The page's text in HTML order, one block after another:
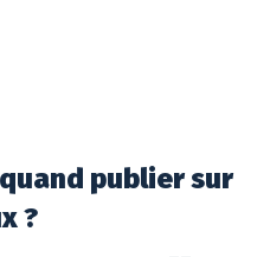
publier sur
?